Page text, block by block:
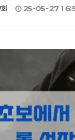
25-05-27